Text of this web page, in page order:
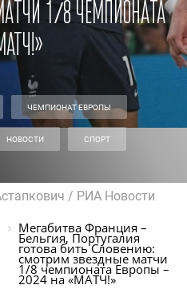
1/8 чемпионата
ЧЕМПИОНАТ ЕВРОПЫ
НОВОСТИ СПОРТ
/ РИА Новости
Мегабитва Франция –
Бельгия, Португалия
готова бить Словению:
смотрим звездные матчи
1/8 чемпионата Европы –
2024 на «МАТЧ!»